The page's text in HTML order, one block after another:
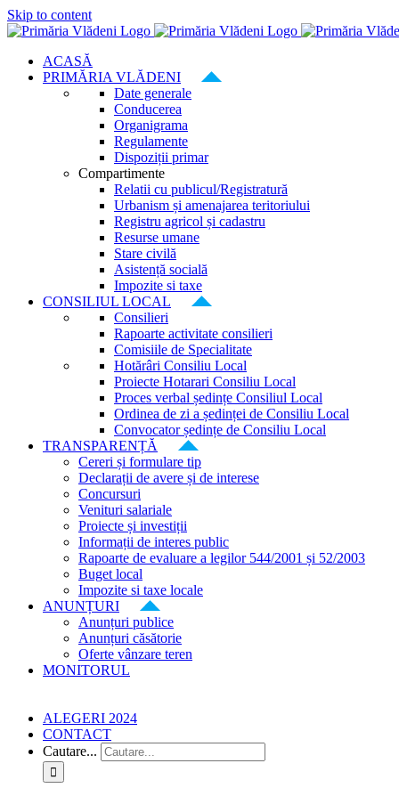
Skip to content
ACASĂ
PRIMĂRIA VLĂDENI
Date generale
Conducerea
Organigrama
Regulamente
Dispoziții primar
Compartimente
Relatii cu publicul/Registratură
Urbanism și amenajarea teritoriului
Registru agricol și cadastru
Resurse umane
Stare civilă
Asistență socială
Impozite si taxe
CONSILIUL LOCAL
Consilieri
Rapoarte activitate consilieri
Comisiile de Specialitate
Hotărâri Consiliu Local
Proiecte Hotarari Consiliu Local
Proces verbal ședințe Consiliul Local
Ordinea de zi a ședinței de Consiliu Local
Convocator ședințe de Consiliu Local
TRANSPARENȚĂ
Cereri și formulare tip
Declarații de avere și de interese
Concursuri
Venituri salariale
Proiecte și investiții
Informații de interes public
Rapoarte de evaluare a legilor 544/2001 și 52/2003
Buget local
Impozite si taxe locale
ANUNȚURI
Anunțuri publice
Anunțuri căsătorie
Oferte vânzare teren
MONITORUL
ALEGERI 2024
CONTACT
Cautare...